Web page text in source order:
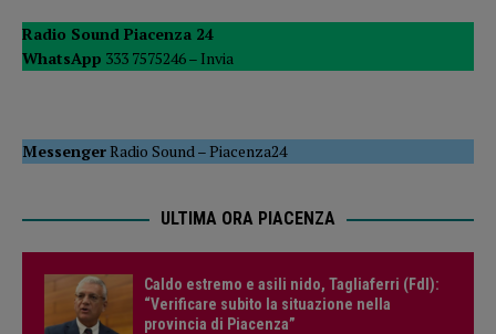
Radio Sound Piacenza 24
WhatsApp 333 7575246 – Invia
MessengerRadio Sound –Piacenza24
ULTIMA ORA PIACENZA
Caldo estremo e asili nido, Tagliaferri (FdI):
“Verificare subito la situazione nella
provincia di Piacenza”